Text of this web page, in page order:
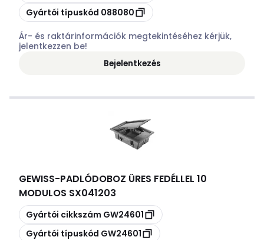
Másolás
Gyártói típuskód 088080
Ár- és raktárinformációk megtekintéséhez kérjük,
jelentkezzen be!
Bejelentkezés
GEWISS-PADLÓDOBOZ ÜRES FEDÉLLEL 10
MODULOS SX041203
Másolás
Gyártói cikkszám GW24601
Másolás
Gyártói típuskód GW24601